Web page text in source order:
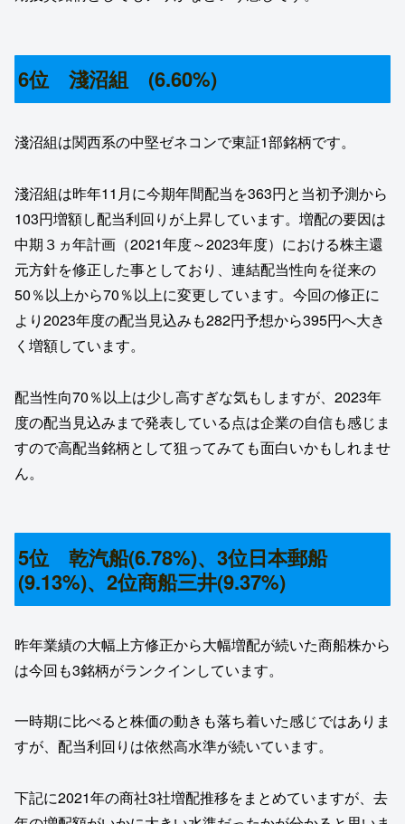
6位 淺沼組 (6.60%)
淺沼組は関西系の中堅ゼネコンで東証1部銘柄です。
淺沼組は昨年11月に今期年間配当を363円と当初予測から
103円増額し配当利回りが上昇しています。増配の要因は
中期３ヵ年計画（2021年度～2023年度）における株主還
元方針を修正した事としており、連結配当性向を従来の
50％以上から70％以上に変更しています。今回の修正に
より2023年度の配当見込みも282円予想から395円へ大き
く増額しています。
配当性向70％以上は少し高すぎな気もしますが、2023年
度の配当見込みまで発表している点は企業の自信も感じま
すので高配当銘柄として狙ってみても面白いかもしれませ
ん。
5位 乾汽船(6.78%)、3位日本郵船
(9.13%)、2位商船三井(9.37%)
昨年業績の大幅上方修正から大幅増配が続いた商船株から
は今回も3銘柄がランクインしています。
一時期に比べると株価の動きも落ち着いた感じではありま
すが、配当利回りは依然高水準が続いています。
下記に2021年の商社3社増配推移をまとめていますが、去